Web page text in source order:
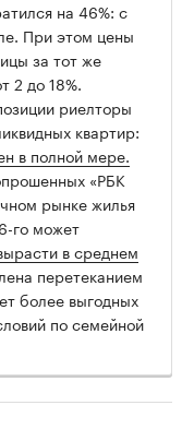
на 46%: с
При этом цены
за тот же
2 до 18%.
риелторы
квартир:
в полной мере.
«РБК
рынке жилья
го может
в среднем
перетеканием
более выгодных
по семейной